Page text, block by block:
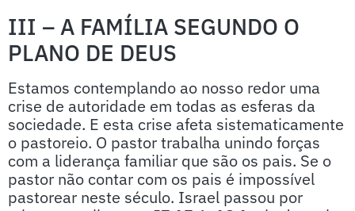
III – A FAMÍLIA SEGUNDO O
PLANO DE DEUS
Estamos contemplando ao nosso redor uma
crise de autoridade em todas as esferas da
sociedade. E esta crise afeta sistematicamente
o pastoreio. O pastor trabalha unindo forças
com a liderança familiar que são os pais. Se o
pastor não contar com os pais é impossível
pastorear neste século. Israel passou por